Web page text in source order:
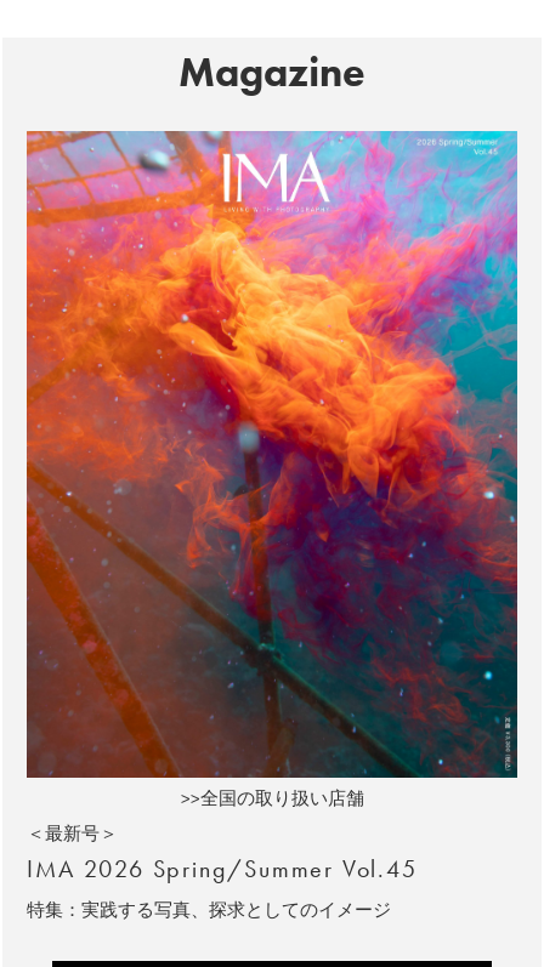
Magazine
>>全国の取り扱い店舗
＜最新号＞
IMA 2026 Spring/Summer Vol.45
特集：実践する写真、探求としてのイメージ